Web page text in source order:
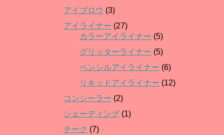
アイブロウ (3)
アイライナー (27)
カラーアイライナー (5)
グリッターライナー (5)
ペンシルアイライナー (6)
リキッドアイライナー (12)
コンシーラー (2)
シェーディング (1)
チーク (7)